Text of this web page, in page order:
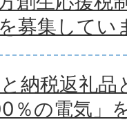
募集してい
納税返礼品
％の電気」